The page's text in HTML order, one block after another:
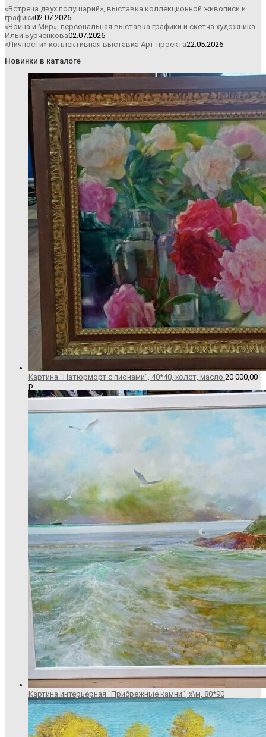
«Встреча двух полушарий», выставка коллекционной живописи и
графики02.07.2026
«Война и Мир», персональная выставка графики и скетча художника
Ильи Бурчёнкова02.07.2026
«Личности» коллективная выставка Арт-проекта22.05.2026
Новинки в каталоге
Картина "Натюрморт с пионами", 40*40, холст, масло 20 000,00
р.
Картина интерьерная "Прибрежные камни", х\м, 80*90